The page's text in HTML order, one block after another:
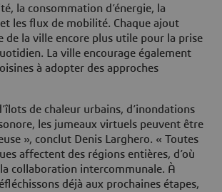
la consommation d’énergie, la
et les flux de mobilité. Chaque ajout
de la ville encore plus utile pour la prise
La ville encourage également
à adopter des approches
de chaleur urbains, d’inondations
les jumeaux virtuels peuvent être
», conclut Denis Larghero. « Toutes
affectent des régions entières, d’où
la collaboration intercommunale. À
déjà aux prochaines étapes,